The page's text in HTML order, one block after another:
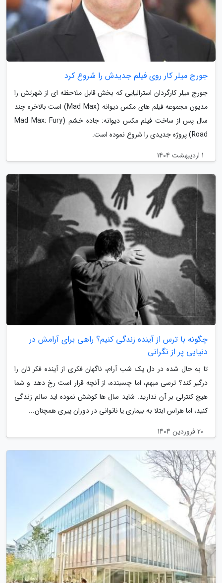
جورج میلر کار روی فیلم جدیدش را شروع کرد
جورج میلر کارگردان استرالیایی که بخش قابل ملاحظه ای از شهرتش را
مدیون مجموعه فیلم های مکس دیوانه (Mad Max) است بالاخره چند
سال پس از ساخت فیلم مکس دیوانه: جاده خشم (Mad Max: Fury
Road) پروژه جدیدی را شروع نموده است.
1 اردیبهشت 1404
چگونه با ترس از آینده زندگی کنیم؟ راهی برای آرامش در
دنیایی پر از نگرانی
تا به حال شده در دل یک شب آرام، ناگهان فکری از آینده فکر تان را
درگیر کند؟ ترسی مبهم، اما چسبنده، از آنچه قرار است رخ دهد و شما
هیچ کنترلی بر آن ندارید. شاید سال ها کوشش نموده اید سالم زندگی
کنید، اما هراس ابتلا به بیماری یا ناتوانی در دوران پیری همچنان...
20 فروردین 1404